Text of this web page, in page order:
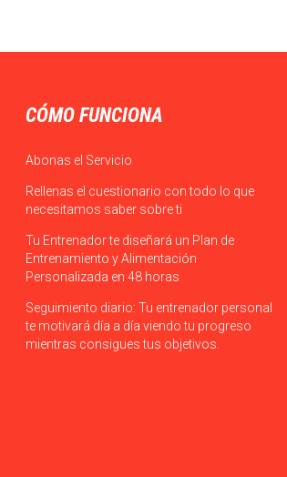
CÓMO FUNCIONA
Abonas el Servicio
Rellenas el cuestionario con todo lo que
necesitamos saber sobre ti
Tu Entrenador te diseñará un Plan de
Entrenamiento y Alimentación
Personalizada en 48 horas
Seguimiento diario: Tu entrenador personal
te motivará día a día viendo tu progreso
mientras consigues tus objetivos.